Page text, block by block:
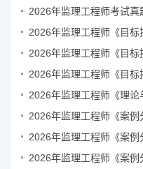
2026年监理工程师考试真